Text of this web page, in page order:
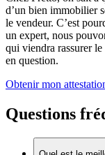
d’un bien immobilier
le vendeur. C’est
un expert, nous
qui viendra rassurer
en question.
Obtenir mon
Questions